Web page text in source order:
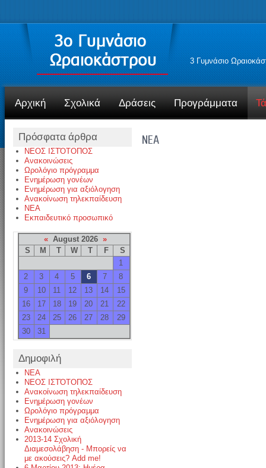
3 Γυμνάσιο
Αρχική Σχολικά Δράσεις Προγράμματα
Πρόσφατα άρθρα
ΝΕΟΣ ΙΣΤΌΤΟΠΟΣ
Ανακοινώσεις
Ωρολόγιο πρόγραμμα
Ενημέρωση γονέων
Ενημέρωση για αξιόλογηση
Ανακοίνωση τηλεκπαίδευση
NEA
Εκπαιδευτικό προσωπικό
« August 2026»
S
M T W T F
S
1
2
3 4 5 6 7
8
9
10 11 12 13 14
15
16
17 18 19 20 21
22
23
24 25 26 27 28
29
30
31
Δημοφιλή
NEA
ΝΕΟΣ ΙΣΤΌΤΟΠΟΣ
Ανακοίνωση τηλεκπαίδευση
Ενημέρωση γονέων
Ωρολόγιο πρόγραμμα
Ενημέρωση για αξιόλογηση
Ανακοινώσεις
2013-14 Σχολική
Διαμεσολάβηση - Μπορείς να
με ακούσεις? Add me!
NEA